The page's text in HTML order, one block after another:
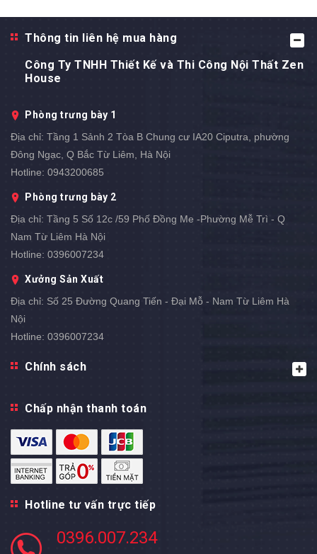
Thông tin liên hệ mua hàng
Công Ty TNHH Thiết Kế và Thi Công Nội Thất Zen
House
Phòng trưng bày 1
Địa chỉ: Tầng 1 Sảnh 2 Tòa B Chung cư IA20 Ciputra, phường
Đông Ngạc, Q Bắc Từ Liêm, Hà Nội
Hotline: 0943200685
Phòng trưng bày 2
Địa chỉ: Tầng 5 Số 12c /59 Phố Đồng Me -Phường Mễ Trì - Q
Nam Từ Liêm Hà Nội
Hotline: 0396007234
Xưởng Sản Xuất
Địa chỉ: Số 25 Đường Quang Tiến - Đại Mỗ - Nam Từ Liêm Hà
Nội
Hotline: 0396007234
Chính sách
Chấp nhận thanh toán
Hotline tư vấn trực tiếp
0396.007.234